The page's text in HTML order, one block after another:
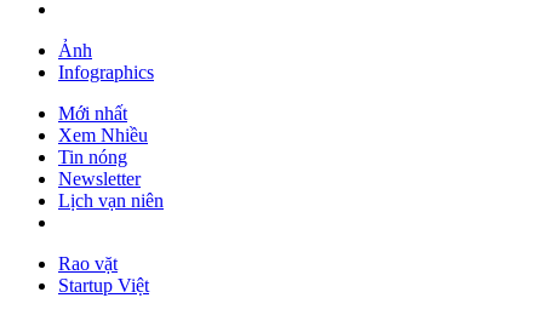
Ảnh
Infographics
Mới nhất
Xem Nhiều
Tin nóng
Newsletter
Lịch vạn niên
Rao vặt
Startup Việt